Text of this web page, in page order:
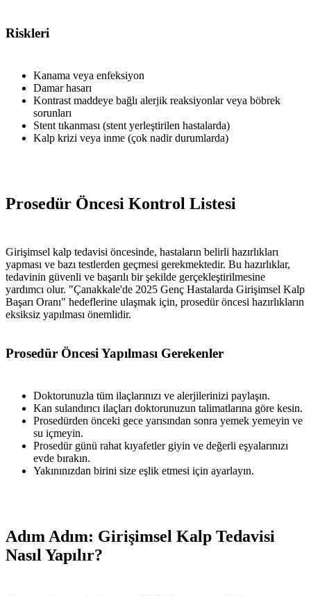
Riskleri
Kanama veya enfeksiyon
Damar hasarı
Kontrast maddeye bağlı alerjik reaksiyonlar veya böbrek
sorunları
Stent tıkanması (stent yerleştirilen hastalarda)
Kalp krizi veya inme (çok nadir durumlarda)
Prosedür Öncesi Kontrol Listesi
Girişimsel kalp tedavisi öncesinde, hastaların belirli hazırlıkları
yapması ve bazı testlerden geçmesi gerekmektedir. Bu hazırlıklar,
tedavinin güvenli ve başarılı bir şekilde gerçekleştirilmesine
yardımcı olur. "Çanakkale'de 2025 Genç Hastalarda Girişimsel Kalp
Başarı Oranı" hedeflerine ulaşmak için, prosedür öncesi hazırlıkların
eksiksiz yapılması önemlidir.
Prosedür Öncesi Yapılması Gerekenler
Doktorunuzla tüm ilaçlarınızı ve alerjilerinizi paylaşın.
Kan sulandırıcı ilaçları doktorunuzun talimatlarına göre kesin.
Prosedürden önceki gece yarısından sonra yemek yemeyin ve
su içmeyin.
Prosedür günü rahat kıyafetler giyin ve değerli eşyalarınızı
evde bırakın.
Yakınınızdan birini size eşlik etmesi için ayarlayın.
Adım Adım: Girişimsel Kalp Tedavisi
Nasıl Yapılır?